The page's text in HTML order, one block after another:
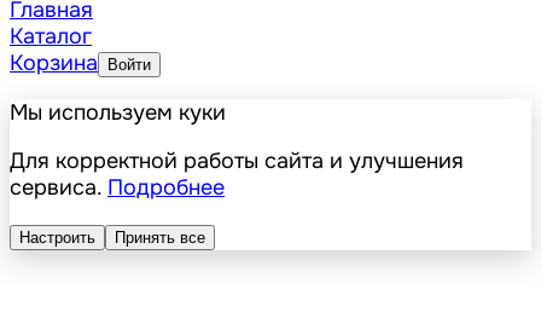
Главная
Каталог
Корзина
Войти
Мы используем куки
Для корректной работы сайта и улучшения
сервиса. Подробнее
Настроить Принять все